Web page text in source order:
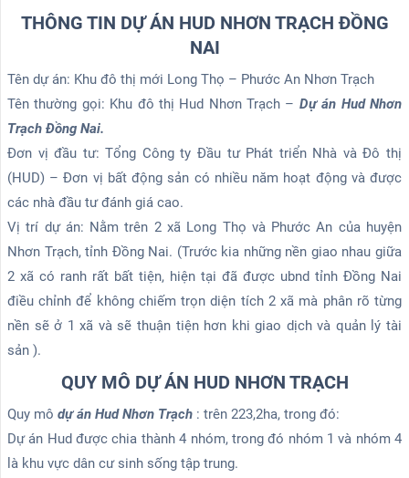
THÔNG TIN DỰ ÁN HUD NHƠN TRẠCH ĐỒNG
NAI
Tên dự án: Khu đô thị mới Long Thọ – Phước An Nhơn Trạch
Tên thường gọi: Khu đô thị Hud Nhơn Trạch – Dự án Hud Nhơn
Trạch Đồng Nai.
Đơn vị đầu tư: Tổng Công ty Đầu tư Phát triển Nhà và Đô thị
(HUD) – Đơn vị bất động sản có nhiều năm hoạt động và được
các nhà đầu tư đánh giá cao.
Vị trí dự án: Nằm trên 2 xã Long Thọ và Phước An của huyện
Nhơn Trạch, tỉnh Đồng Nai. (Trước kia những nền giao nhau giữa
2 xã có ranh rất bất tiện, hiện tại đã được ubnd tỉnh Đồng Nai
điều chỉnh để không chiếm trọn diện tích 2 xã mà phân rõ từng
nền sẽ ở 1 xã và sẽ thuận tiện hơn khi giao dịch và quản lý tài
sản ).
QUY MÔ DỰ ÁN HUD NHƠN TRẠCH
Quy mô dự án Hud Nhơn Trạch : trên 223,2ha, trong đó:
Dự án Hud được chia thành 4 nhóm, trong đó nhóm 1 và nhóm 4
là khu vực dân cư sinh sống tập trung.